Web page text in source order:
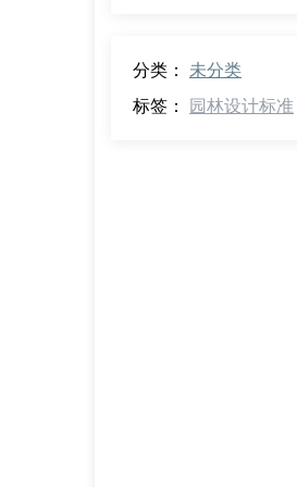
分类： 未分类
标签： 园林设计标准